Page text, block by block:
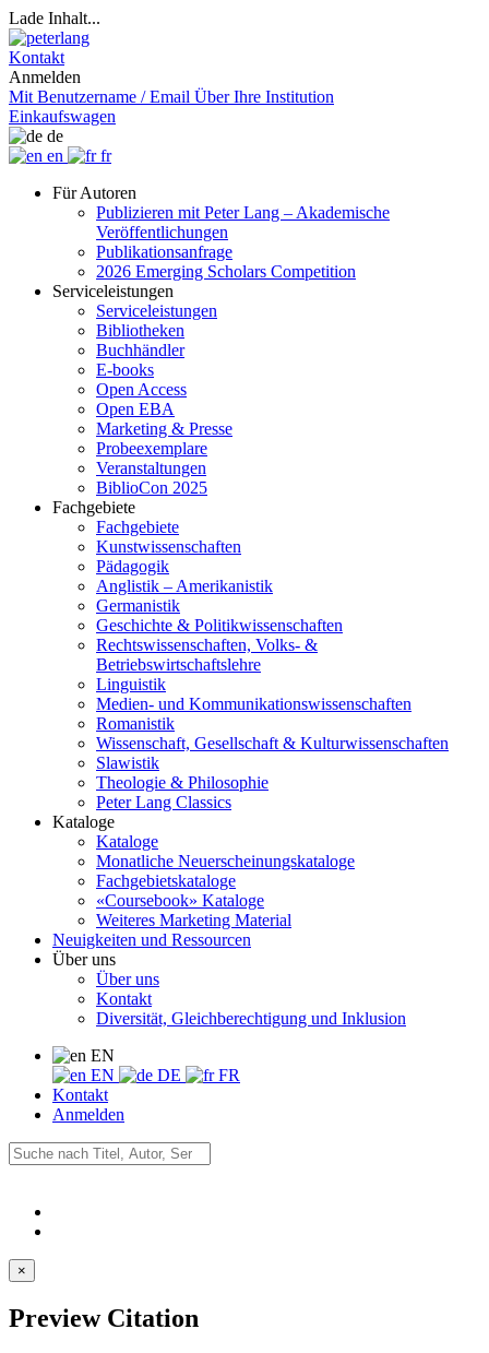
Lade Inhalt...
Kontakt
Anmelden
Mit Benutzername / Email Über Ihre Institution
Einkaufswagen
de
en
fr
Für Autoren
Publizieren mit Peter Lang – Akademische
Veröffentlichungen
Publikationsanfrage
2026 Emerging Scholars Competition
Serviceleistungen
Serviceleistungen
Bibliotheken
Buchhändler
E-books
Open Access
Open EBA
Marketing & Presse
Probeexemplare
Veranstaltungen
BiblioCon 2025
Fachgebiete
Fachgebiete
Kunstwissenschaften
Pädagogik
Anglistik – Amerikanistik
Germanistik
Geschichte & Politikwissenschaften
Rechtswissenschaften, Volks- &
Betriebswirtschaftslehre
Linguistik
Medien- und Kommunikationswissenschaften
Romanistik
Wissenschaft, Gesellschaft & Kulturwissenschaften
Slawistik
Theologie & Philosophie
Peter Lang Classics
Kataloge
Kataloge
Monatliche Neuerscheinungskataloge
Fachgebietskataloge
«Coursebook» Kataloge
Weiteres Marketing Material
Neuigkeiten und Ressourcen
Über uns
Über uns
Kontakt
Diversität, Gleichberechtigung und Inklusion
EN
EN
DE
FR
Kontakt
Anmelden
×
Preview Citation